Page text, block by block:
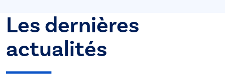
Les dernières
actualités